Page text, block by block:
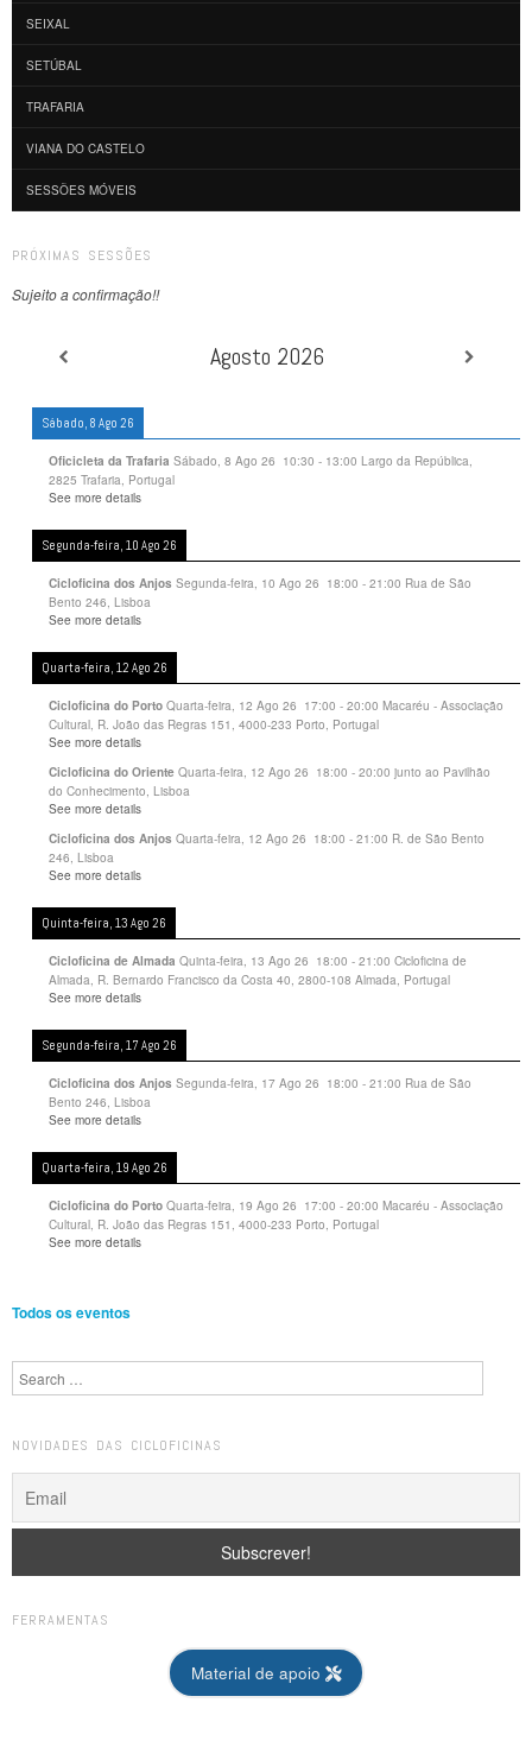
SEIXAL
SETÚBAL
TRAFARIA
VIANA DO CASTELO
SESSÕES MÓVEIS
PRÓXIMAS SESSÕES
Sujeito a confirmação!!
Agosto 2026
Sábado, 8 Ago 26
Oficicleta da Trafaria Sábado, 8 Ago 26 10:30 - 13:00 Largo da República,
2825 Trafaria, Portugal
See more details
Segunda-feira, 10 Ago 26
Cicloficina dos Anjos Segunda-feira, 10 Ago 26 18:00 - 21:00 Rua de São
Bento 246, Lisboa
See more details
Quarta-feira, 12 Ago 26
Cicloficina do Porto Quarta-feira, 12 Ago 26 17:00 - 20:00 Macaréu - Associação
Cultural, R. João das Regras 151, 4000-233 Porto, Portugal
See more details
Cicloficina do Oriente Quarta-feira, 12 Ago 26 18:00 - 20:00 junto ao Pavilhão
do Conhecimento, Lisboa
See more details
Cicloficina dos Anjos Quarta-feira, 12 Ago 26 18:00 - 21:00 R. de São Bento
246, Lisboa
See more details
Quinta-feira, 13 Ago 26
Cicloficina de Almada Quinta-feira, 13 Ago 26 18:00 - 21:00 Cicloficina de
Almada, R. Bernardo Francisco da Costa 40, 2800-108 Almada, Portugal
See more details
Segunda-feira, 17 Ago 26
Cicloficina dos Anjos Segunda-feira, 17 Ago 26 18:00 - 21:00 Rua de São
Bento 246, Lisboa
See more details
Quarta-feira, 19 Ago 26
Cicloficina do Porto Quarta-feira, 19 Ago 26 17:00 - 20:00 Macaréu - Associação
Cultural, R. João das Regras 151, 4000-233 Porto, Portugal
See more details
Todos os eventos
Search
NOVIDADES DAS CICLOFICINAS
FERRAMENTAS
Material de apoio